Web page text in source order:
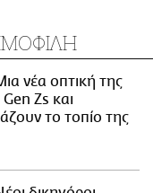
νέα οπτική της
Zs και
το τοπίο της